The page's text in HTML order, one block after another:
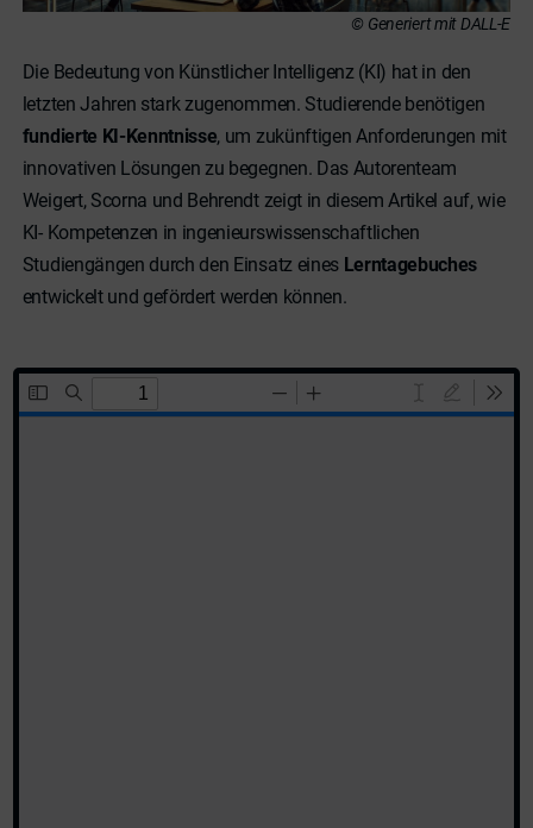
© Generiert mit DALL-E
Die Bedeutung von Künstlicher Intelligenz (KI) hat in den
letzten Jahren stark zugenommen. Studierende benötigen
fundierte KI-Kenntnisse, um zukünftigen Anforderungen mit
innovativen Lösungen zu begegnen. Das Autorenteam
Weigert, Scorna und Behrendt zeigt in diesem Artikel auf, wie
KI- Kompetenzen in ingenieurswissenschaftlichen
Studiengängen durch den Einsatz eines Lerntagebuches
entwickelt und gefördert werden können.